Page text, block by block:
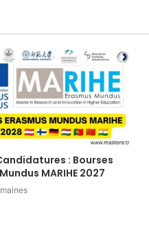
: Bourses
MARIHE 2027